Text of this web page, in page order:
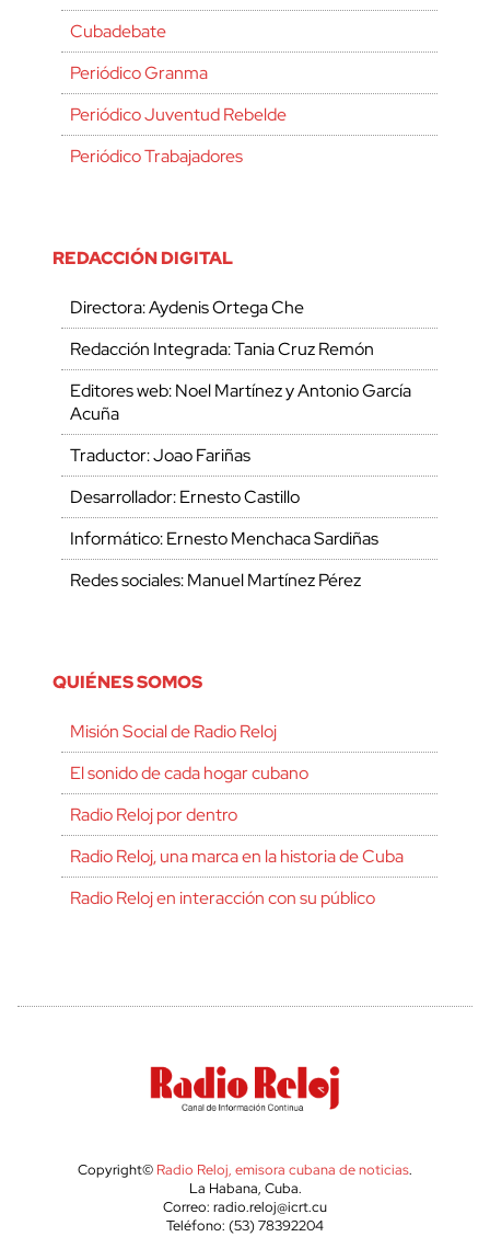
Cubadebate
Periódico Granma
Periódico Juventud Rebelde
Periódico Trabajadores
REDACCIÓN DIGITAL
Directora: Aydenis Ortega Che
Redacción Integrada: Tania Cruz Remón
Editores web: Noel Martínez y Antonio García
Acuña
Traductor: Joao Fariñas
Desarrollador: Ernesto Castillo
Informático: Ernesto Menchaca Sardiñas
Redes sociales: Manuel Martínez Pérez
QUIÉNES SOMOS
Misión Social de Radio Reloj
El sonido de cada hogar cubano
Radio Reloj por dentro
Radio Reloj, una marca en la historia de Cuba
Radio Reloj en interacción con su público
Copyright© Radio Reloj, emisora cubana de noticias.
La Habana, Cuba.
Correo: radio.reloj@icrt.cu
Teléfono: (53) 78392204